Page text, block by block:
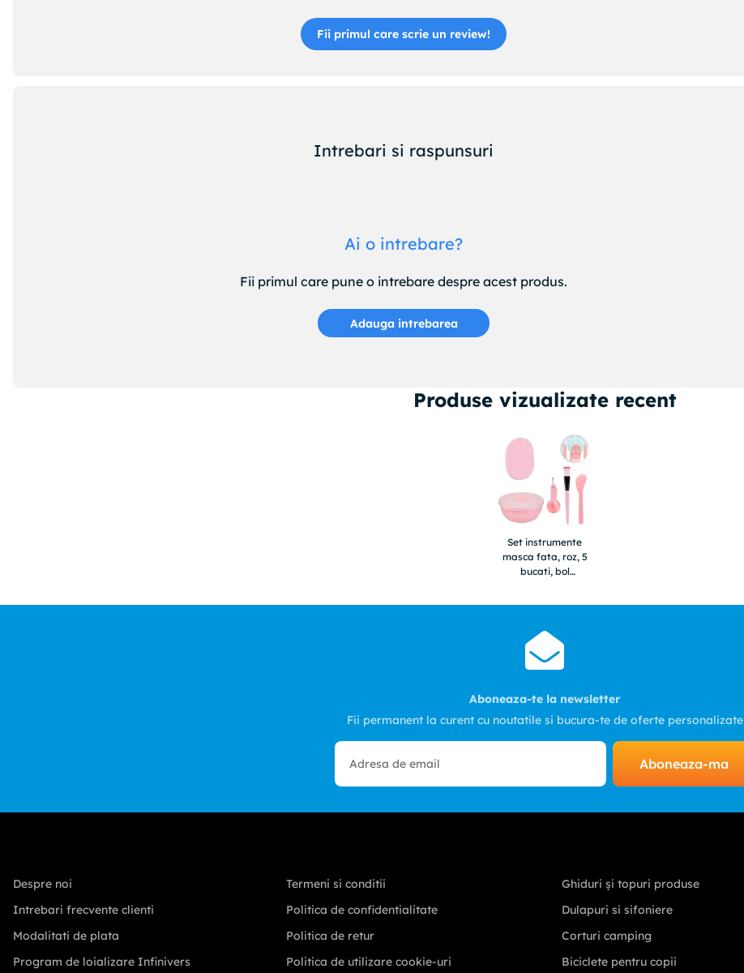
Fii primul care scrie un review!
Intrebari si raspunsuri
Ai o intrebare?
Fii primul care pune o intrebare despre acest produs.
Adauga intrebarea
Produse vizualizate recent
Set instrumente
masca fata, roz, 5
bucati, bol
Aboneaza-te la newsletter
Fii permanent la curent cu noutatile si bucura-te de oferte personalizate
Aboneaza-ma
Despre noi
Intrebari frecvente clienti
Modalitati de plata
Program de loializare Infinivers
Termeni si conditii
Politica de confidentialitate
Politica de retur
Politica de utilizare cookie-uri
Ghiduri și topuri produse
Dulapuri si sifoniere
Corturi camping
Biciclete pentru copii